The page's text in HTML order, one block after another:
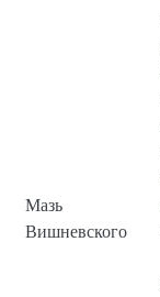
Мазь
Вишневского